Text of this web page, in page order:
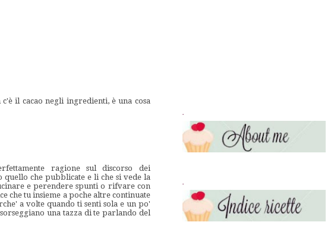
il cacao negli ingredienti, è una cosa
ragione sul discorso dei
che pubblicate e li che si vede la
e perendere spunti o rifvare con
che tu insieme a poche altre continuate
a volte quando ti senti sola e un po'
una tazza di te parlando del
.
.